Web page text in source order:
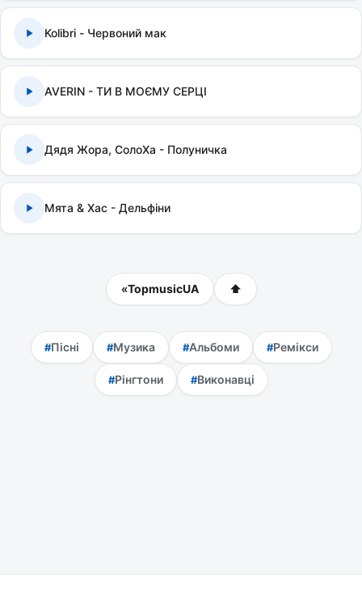
Kolibri - Червоний мак
AVERIN - ТИ В МОЄМУ СЕРЦІ
Дядя Жора, СолоХа - Полуничка
Мята & Хас - Дельфіни
«TopmusicUA ⬆
Пісні Музика Альбоми Ремікси
Рінгтони Виконавці